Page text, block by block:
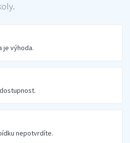
je výhoda.
nepotvrdíte.